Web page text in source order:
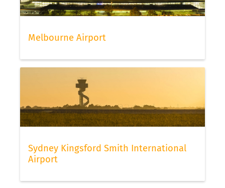
Melbourne Airport
Sydney Kingsford Smith International
Airport